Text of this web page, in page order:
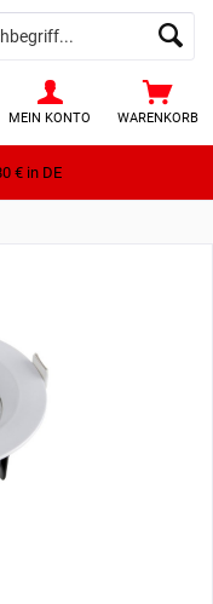
€ in DE
WARENKORB
MEIN KONTO